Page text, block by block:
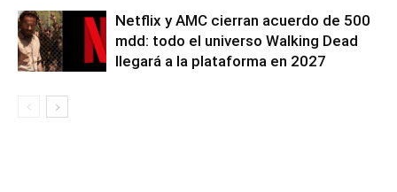
Netflix y AMC cierran acuerdo de 500
mdd: todo el universo Walking Dead
llegará a la plataforma en 2027